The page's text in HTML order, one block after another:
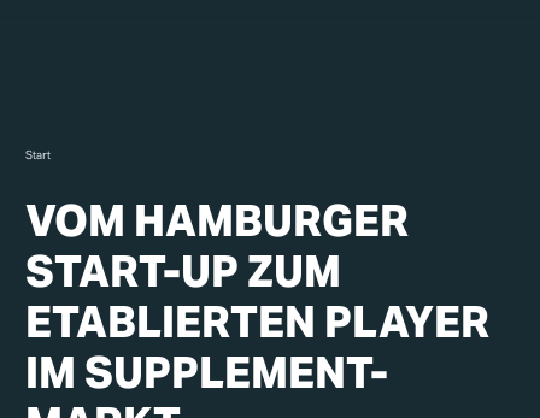
Start
VOM HAMBURGER
START-UP ZUM
ETABLIERTEN PLAYER
IM SUPPLEMENT-